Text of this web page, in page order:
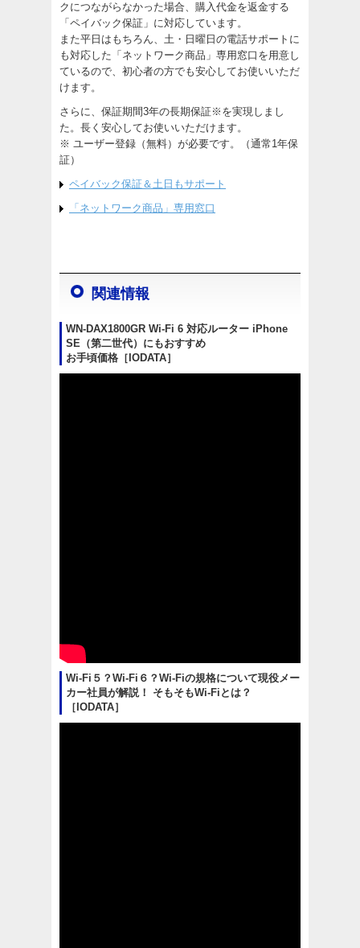
クにつながらなかった場合、購入代金を返金する
「ペイバック保証」に対応しています。
また平日はもちろん、土・日曜日の電話サポートに
も対応した「ネットワーク商品」専用窓口を用意し
ているので、初心者の方でも安心してお使いいただ
けます。
さらに、保証期間3年の長期保証※を実現しまし
た。長く安心してお使いいただけます。
※ ユーザー登録（無料）が必要です。（通常1年保
証）
ペイバック保証＆土日もサポート
「ネットワーク商品」専用窓口
関連情報
WN-DAX1800GR Wi-Fi 6 対応ルーター iPhone
SE（第二世代）にもおすすめ
お手頃価格［IODATA］
Wi-Fi５？Wi-Fi６？Wi-Fiの規格について現役メー
カー社員が解説！ そもそもWi-Fiとは？
［IODATA］